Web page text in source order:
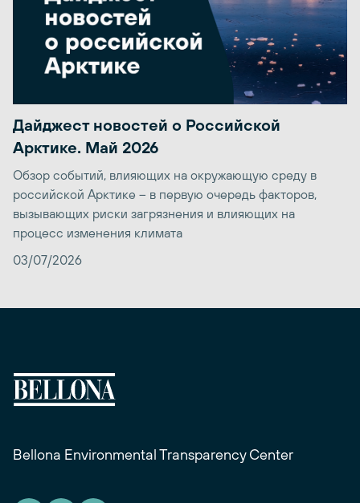
Дайджест новостей о Российской
Арктике. Май 2026
Обзор событий, влияющих на окружающую среду в
российской Арктике – в первую очередь факторов,
вызывающих риски загрязнения и влияющих на
процесс изменения климата
03/07/2026
Bellona Environmental Transparency Center